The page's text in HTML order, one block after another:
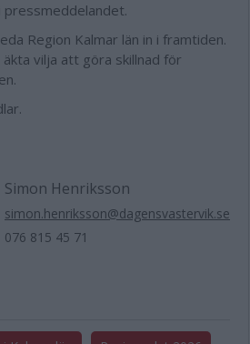
pressmeddelandet.
Region Kalmar län in i framtiden.
vilja att göra skillnad för
Simon Henriksson
simon.henriksson@dagensvastervik.se
076 815 45 71